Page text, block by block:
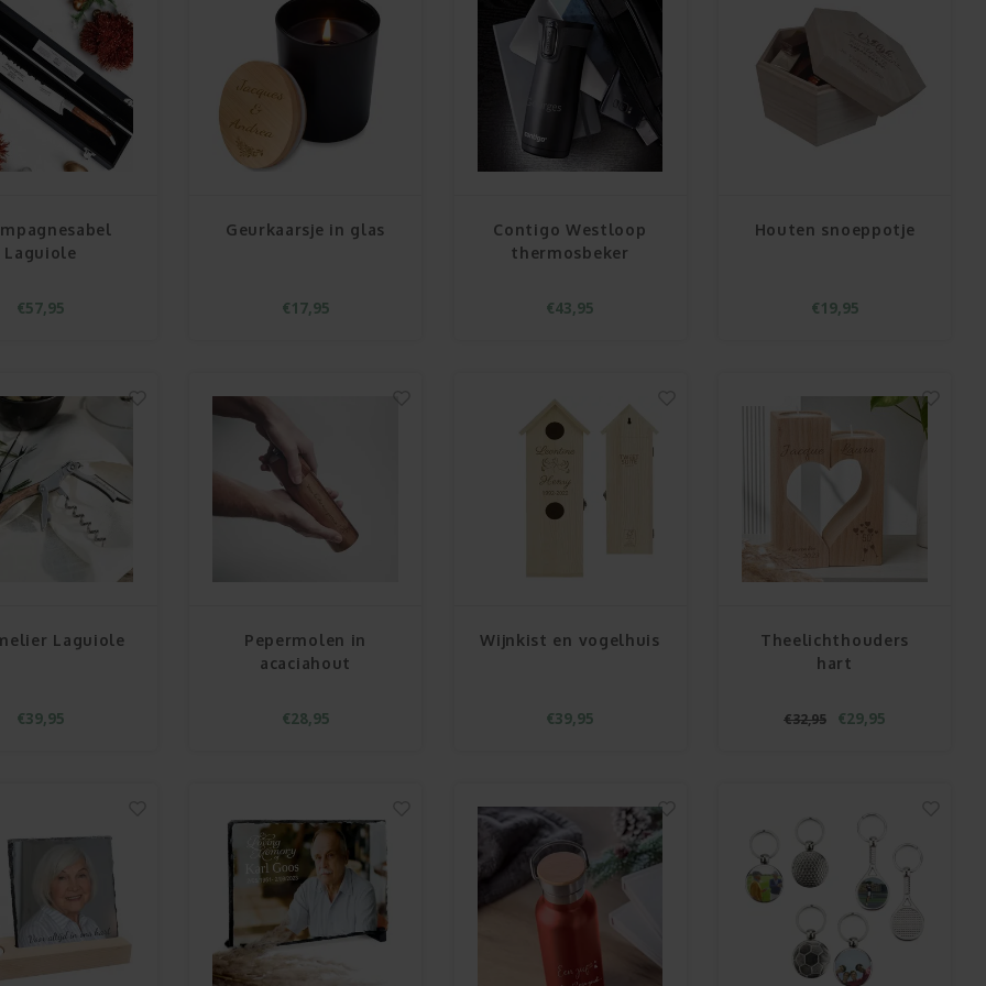
Laguiole
€57,95
Geurkaarsje in glas
€17,95
Contigo Westloop
thermosbeker
€43,95
Houten snoeppotje
€19,95
Laguiole
€39,95
Pepermolen in
acaciahout
€28,95
Wijnkist en vogelhuis
€39,95
Theelichthouders
hart
€32,95 €29,95